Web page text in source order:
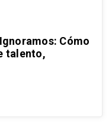
Cómo
talento,